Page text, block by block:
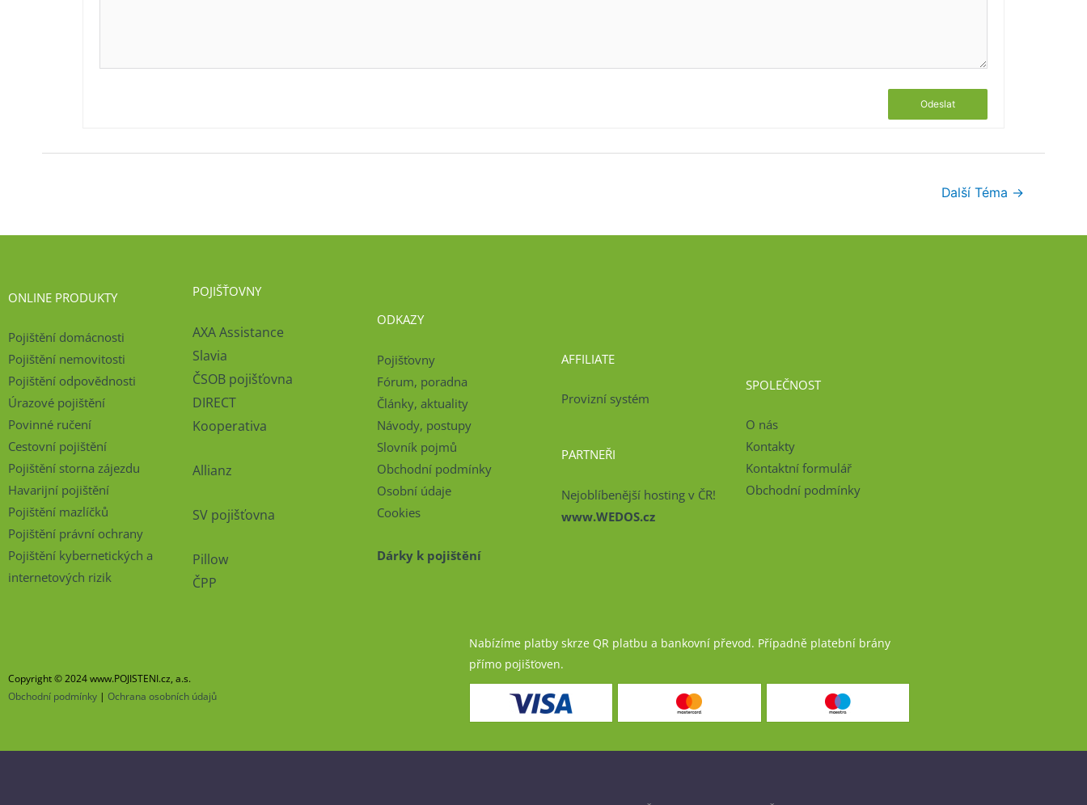
Odeslat
Další Téma →
ONLINE PRODUKTY
Pojištění domácnosti
Pojištění nemovitosti
Pojištění odpovědnosti
Úrazové pojištění
Povinné ručení
Cestovní pojištění
Pojištění storna zájezdu
Havarijní pojištění
Pojištění mazlíčků
Pojištění právní ochrany
Pojištění kybernetických a
internetových rizik
POJIŠŤOVNY
AXA Assistance
Slavia
ČSOB pojišťovna
DIRECT
Kooperativa
Allianz
SV pojišťovna
Pillow
ČPP
ODKAZY
Pojišťovny
Fórum, poradna
Články, aktuality
Návody, postupy
Slovník pojmů
Obchodní podmínky
Osobní údaje
Cookies
Dárky k pojištění
AFFILIATE
Provizní systém
PARTNEŘI
Nejoblíbenější hosting v ČR!
www.WEDOS.cz
SPOLEČNOST
O nás
Kontakty
Kontaktní formulář
Obchodní podmínky
Copyright © 2024 www.POJISTENI.cz, a.s.
Obchodní podmínky | Ochrana osobních údajů
Nabízíme platby skrze QR platbu a bankovní převod. Případně platební brány
přímo pojišťoven.